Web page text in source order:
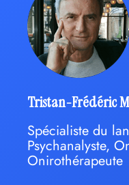
Tristan-Frédéric
Spécialiste du
Psychanalyste,
Onirothérapeute